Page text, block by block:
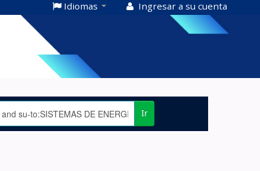
Idiomas Ingresar a su cuenta
Ir